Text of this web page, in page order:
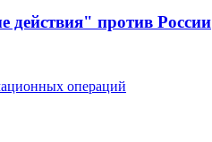
против России
операций